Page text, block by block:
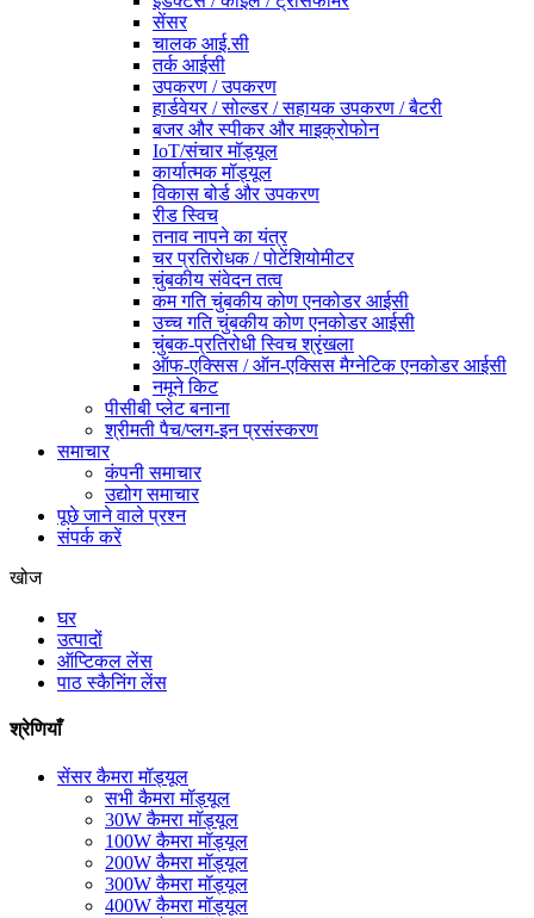
सेंसर
चालक आई.सी
तर्क आईसी
उपकरण / उपकरण
हार्डवेयर / सोल्डर / सहायक उपकरण / बैटरी
बजर और स्पीकर और माइक्रोफोन
IoT/संचार मॉड्यूल
कार्यात्मक मॉड्यूल
विकास बोर्ड और उपकरण
रीड स्विच
तनाव नापने का यंत्र
चर प्रतिरोधक / पोटेंशियोमीटर
चुंबकीय संवेदन तत्व
कम गति चुंबकीय कोण एनकोडर आईसी
उच्च गति चुंबकीय कोण एनकोडर आईसी
चुंबक-प्रतिरोधी स्विच श्रृंखला
ऑफ-एक्सिस / ऑन-एक्सिस मैग्नेटिक एनकोडर आईसी
नमूने किट
पीसीबी प्लेट बनाना
श्रीमती पैच/प्लग-इन प्रसंस्करण
समाचार
कंपनी समाचार
उद्योग समाचार
पूछे जाने वाले प्रश्न
संपर्क करें
खोज
घर
उत्पादों
ऑप्टिकल लेंस
पाठ स्कैनिंग लेंस
श्रेणियाँ
सेंसर कैमरा मॉड्यूल
सभी कैमरा मॉड्यूल
30W कैमरा मॉड्यूल
100W कैमरा मॉड्यूल
200W कैमरा मॉड्यूल
300W कैमरा मॉड्यूल
400W कैमरा मॉड्यूल